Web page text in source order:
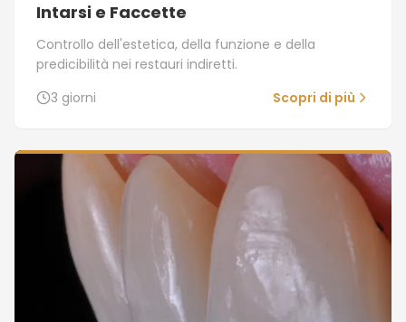
Intarsi e Faccette
Controllo dell'estetica, della funzione e della
predicibilità nei restauri indiretti.
3 giorni
Scopri di più